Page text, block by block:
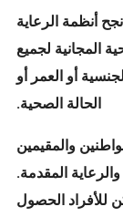
أنظمة الرعاية
المجانية لجميع
أو العمر أو
الحالة الصحية.
والمقيمين
المقدمة.
للأفراد الحصول